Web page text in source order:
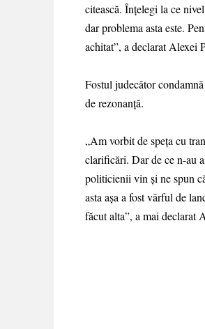
citească. Înțelegi la ce
dar problema asta este.
achitat”, a declarat Alexei
Fostul judecător
de rezonanță.
„Am vorbit de speța cu
clarificări. Dar de ce n-au
politicienii vin și ne spun
asta așa a fost vârful de
făcut alta”, a mai declarat